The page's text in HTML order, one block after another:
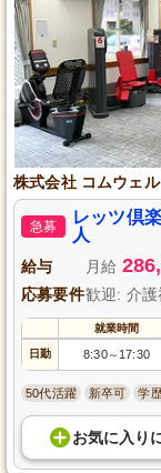
株式会社 コムウェル
急募
レッツ倶
人
給与 月給
応募要件歓迎: 介
就業時間
日勤 8:30～ 17:30
50代活躍 新卒可 学
お気に入り